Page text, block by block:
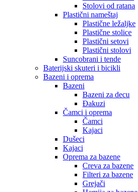
Stolovi od ratana
Plastični nameštaj
Plastične ležaljke
Plastične stolice
Plastični setovi
Plastični stolovi
Suncobrani i tende
Baterijski skuteri i bicikli
Bazeni i oprema
Bazeni
Bazeni za decu
Đakuzi
Čamci i oprema
Čamci
Kajaci
Dušeci
Kajaci
Oprema za bazene
Creva za bazene
Filteri za bazene
Grejači